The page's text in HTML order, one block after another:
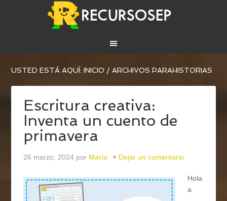
USTED ESTÁ AQUÍ:INICIO / ARCHIVOS PARAHISTORIAS
Escritura creativa:
Inventa un cuento de
primavera
26 marzo, 2024 por María Dejar un comentario
Hola
a